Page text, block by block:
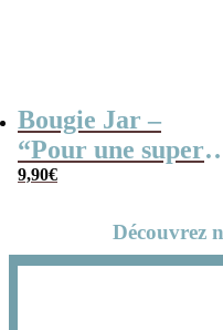
Bougie Jar –
“Pour une super
Atsem”
9,90€
Découvrez